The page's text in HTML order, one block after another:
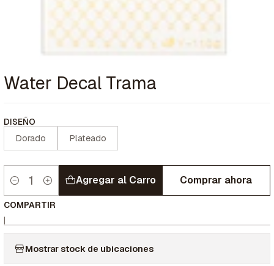
Water Decal Trama
DISEÑO
Dorado
Plateado
Cantidad
Agregar al Carro Comprar ahora
COMPARTIR
|
Mostrar stock de ubicaciones